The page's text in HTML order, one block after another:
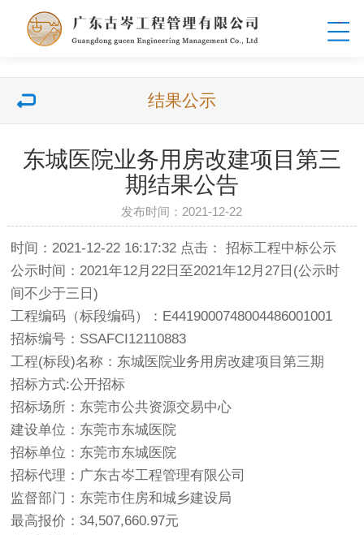
结果公示
东城医院业务用房改建项目第三
期结果公告
发布时间：2021-12-22
时间：2021-12-22 16:17:32 点击： 招标工程中标公示
公示时间：2021年12月22日至2021年12月27日(公示时
间不少于三日)
工程编码（标段编码）：E4419000748004486001001
招标编号：SSAFCI12110883
工程(标段)名称：东城医院业务用房改建项目第三期
招标方式:公开招标
招标场所：东莞市公共资源交易中心
建设单位：东莞市东城医院
招标单位：东莞市东城医院
招标代理：广东古岑工程管理有限公司
监督部门：东莞市住房和城乡建设局
最高报价：34,507,660.97元